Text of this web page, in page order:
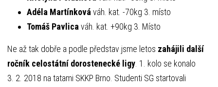
Adéla Martínkováváh. kat. -70kg 3. místo
Tomáš Pavlicaváh. kat. +90kg 3. Místo
Ne až tak dobře a podle představ jsme letos zahájili další
ročník celostátní dorostenecké ligy. 1. kolo se konalo
3. 2. 2018 na tatami SKKP Brno. Studenti SG startovali